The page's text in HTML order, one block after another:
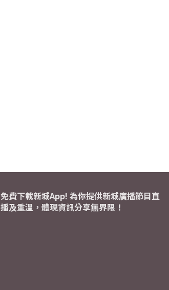
免費下載新城App! 為你提供新城廣播節目直
播及重溫，體現資訊分享無界限！